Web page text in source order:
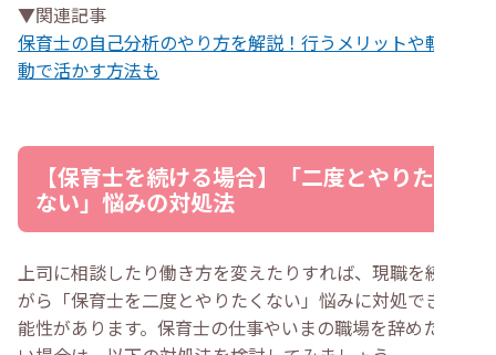
▼関連記事
保育士の自己分析のやり方を解説！行うメリットや転職活
動で活かす方法も
【保育士を続ける場合】「二度とやりたく
ない」悩みの対処法
上司に相談したり働き方を変えたりすれば、現職を続けな
がら「保育士を二度とやりたくない」悩みに対処できる可
能性があります。保育士の仕事やいまの職場を辞めたくな